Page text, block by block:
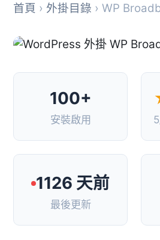
首頁 › 外掛目錄 › WP
100+
安裝啟用
1126 天前
最後更新